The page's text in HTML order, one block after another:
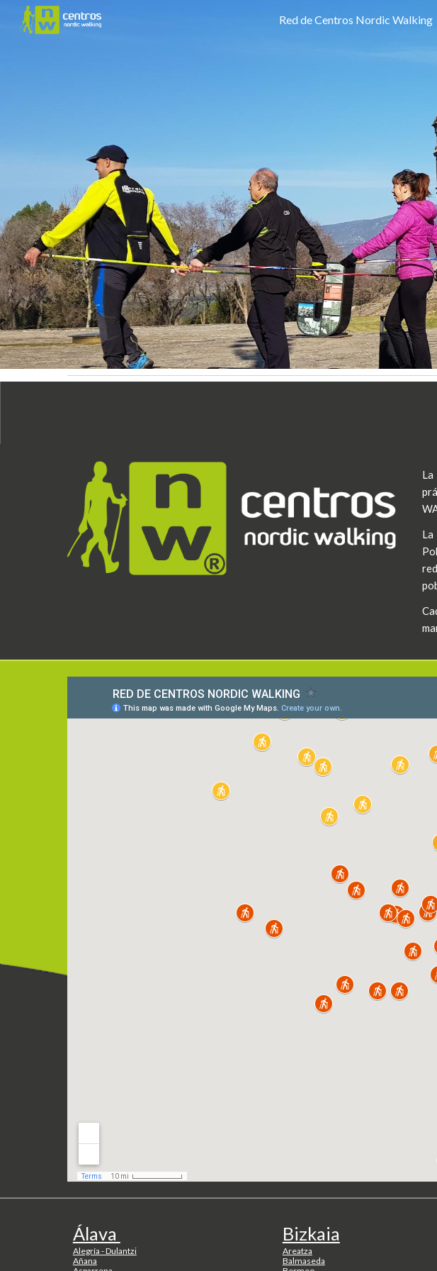
Skip to main content
Red de Centros Nordic Walking
La
La
Álava
Alegría - Dulantzi
Añana
Bizkaia
Areatza
Balmaseda